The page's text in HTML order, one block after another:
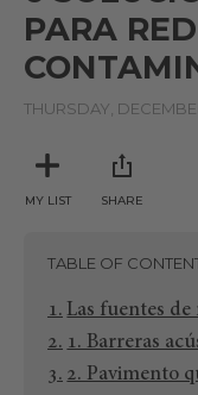
PARA
THURSDAY,
MY LIST SHARE
TABLE OF
Las fuentes
1. Barreras
2. Pavimento